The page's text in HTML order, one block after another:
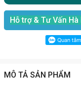
Hỗ trợ & Tư Vấn Hà
MÔ TẢ SẢN PHẨM